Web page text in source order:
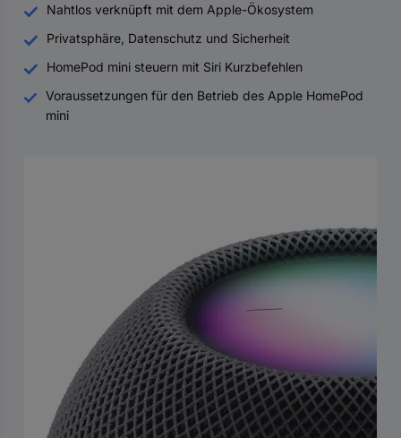
Nahtlos verknüpft mit dem Apple-Ökosystem
Privatsphäre, Datenschutz und Sicherheit
HomePod mini steuern mit Siri Kurzbefehlen
Voraussetzungen für den Betrieb des Apple HomePod
mini